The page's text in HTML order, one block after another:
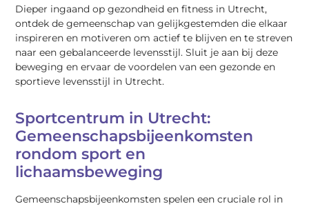
Dieper ingaand op gezondheid en fitness in Utrecht,
ontdek de gemeenschap van gelijkgestemden die elkaar
inspireren en motiveren om actief te blijven en te streven
naar een gebalanceerde levensstijl. Sluit je aan bij deze
beweging en ervaar de voordelen van een gezonde en
sportieve levensstijl in Utrecht.
Sportcentrum in Utrecht:
Gemeenschapsbijeenkomsten
rondom sport en
lichaamsbeweging
Gemeenschapsbijeenkomsten spelen een cruciale rol in